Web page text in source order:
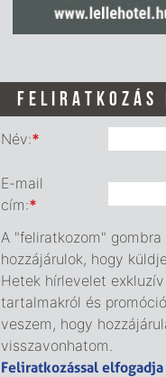
FELIRATKOZÁS
Név:*
E-mail
cím:*
A "feliratkozom"
hozzájárulok, hogy
Hetek hírlevelet
tartalmakról és
veszem, hogy
visszavonhatom.
Feliratkozással